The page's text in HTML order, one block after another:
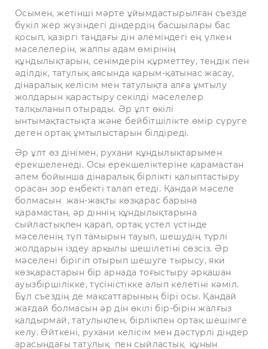
Осымен, жетінші мәрте ұйымдастырылған съезде
бүкіл жер жүзіндегі діндердің басшылары бас
қосып, қазіргі таңдағы дін әлеміндегі ең үлкен
мәселелерін, жалпы адам өмірінің
құндылықтарын, сенімдерін құрметтеу, теңдік пен
әділдік, татулық аясында қарым-қатынас жасау,
дінаралық келісім мен татулықта алға ұмтылу
жолдарын қарастыру секілді мәселелер
талқыланып отырады. Әр ұлт өкілі
ынтымақтастықта және бейбітшілікте өмір сүруге
деген ортақ ұмтылыстарын білдіреді.
Әр ұлт өз дінімен, рухани құндылықтарымен
ерекшеленеді. Осы ерекшеліктеріне қарамастан
әлем бойынша дінаралық бірлікті қалыптастыру
орасан зор еңбекті талап етеді. Қандай мәселе
болмасын жан-жақты көзқарас барына
қарамастан, әр діннің құндылықтарына
сыйластықпен қарап, ортақ үстел үстінде
мәселенің түп тамырын тауып, шешудің түрлі
жолдарын іздеу арқылы шешілетіні сөзсіз. Әр
мәселені бірігіп отырып шешуге тырысу, яки
көзқарастарын бір арнада тоғыстыру әрқашан
ауызбіршілікке, түсіністікке алып келетіні кәміл.
Бұл съездің де мақсаттарының бірі осы. Қандай
жағдай болмасын әр дін өкілі бір-бірін жалғыз
қалдырмай, татулықпен, бірлікпен ортақ шешімге
келу. Өйткені, рухани келісім мен дәстүрлі діндер
арасындағы татулық пен сыйластық құнын